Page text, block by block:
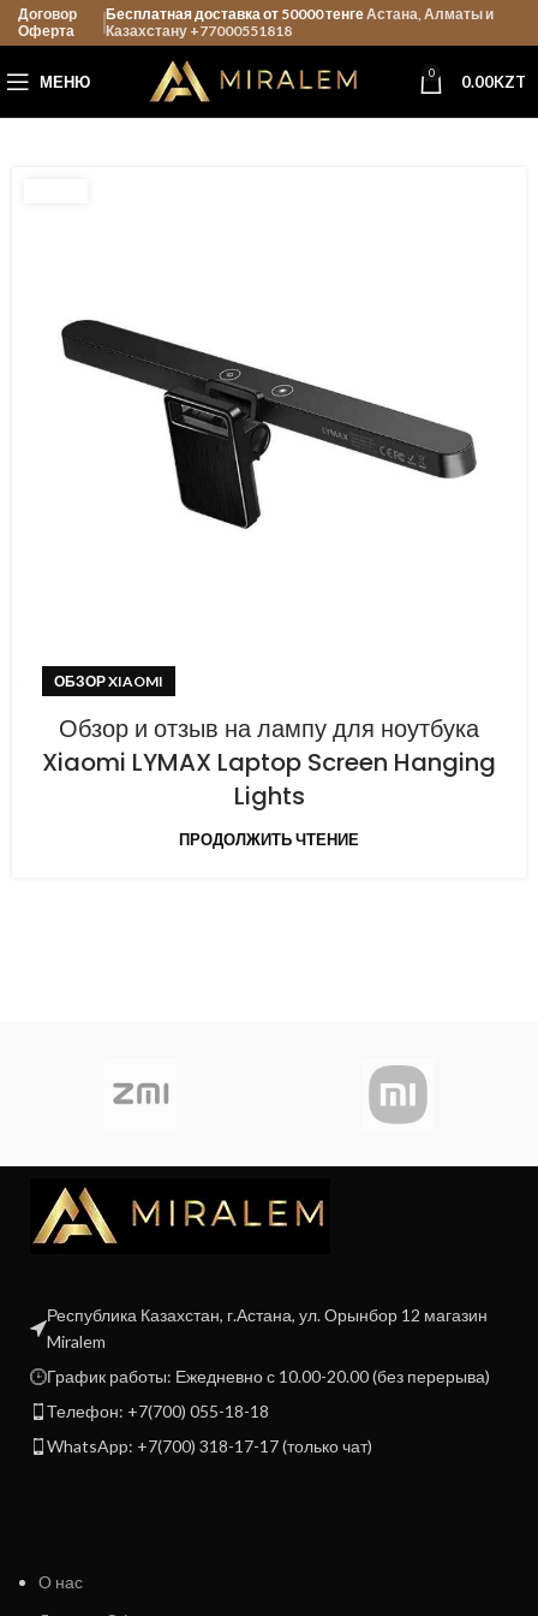
Договор
Оферта
Бесплатная доставка от 50000 тенгеАстана, Алматы и
Казахстану +77000551818
МЕНЮ 0 0.00KZT
ОБЗОР XIAOMI
Обзор и отзыв на лампу для ноутбука
Xiaomi LYMAX Laptop Screen Hanging
Lights
ПРОДОЛЖИТЬ ЧТЕНИЕ
Республика Казахстан, г.Астана, ул. Орынбор 12 магазин
Miralem
График работы: Ежедневно с 10.00-20.00 (без перерыва)
Телефон: +7(700) 055-18-18
WhatsApp: +7(700) 318-17-17 (только чат)
О нас